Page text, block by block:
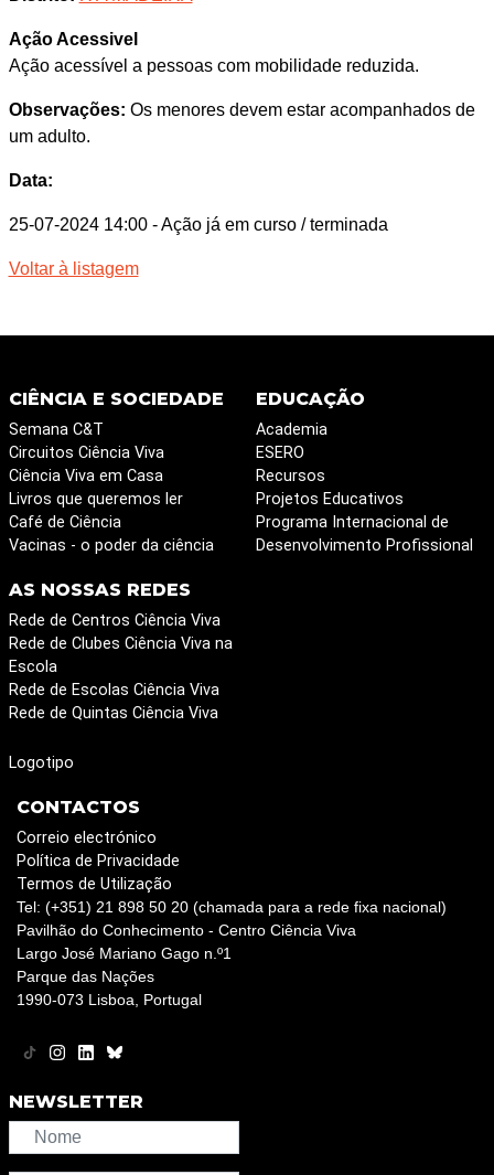
Ação Acessivel
Ação acessível a pessoas com mobilidade reduzida.
Observações: Os menores devem estar acompanhados de
um adulto.
Data:
25-07-2024 14:00 - Ação já em curso / terminada
Voltar à listagem
CIÊNCIA E SOCIEDADE
Semana C&T
Circuitos Ciência Viva
Ciência Viva em Casa
Livros que queremos ler
Café de Ciência
Vacinas - o poder da ciência
EDUCAÇÃO
Academia
ESERO
Recursos
Projetos Educativos
Programa Internacional de
Desenvolvimento Profissional
AS NOSSAS REDES
Rede de Centros Ciência Viva
Rede de Clubes Ciência Viva na
Escola
Rede de Escolas Ciência Viva
Rede de Quintas Ciência Viva
Logotipo
CONTACTOS
Correio electrónico
Política de Privacidade
Termos de Utilização
Tel: (+351) 21 898 50 20 (chamada para a rede fixa nacional)
Pavilhão do Conhecimento - Centro Ciência Viva
Largo José Mariano Gago n.º1
Parque das Nações
1990-073 Lisboa, Portugal
NEWSLETTER